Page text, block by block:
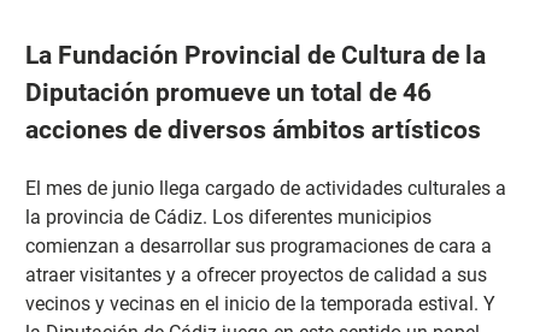
La Fundación Provincial de Cultura de la
Diputación promueve un total de 46
acciones de diversos ámbitos artísticos
El mes de junio llega cargado de actividades culturales a
la provincia de Cádiz. Los diferentes municipios
comienzan a desarrollar sus programaciones de cara a
atraer visitantes y a ofrecer proyectos de calidad a sus
vecinos y vecinas en el inicio de la temporada estival. Y